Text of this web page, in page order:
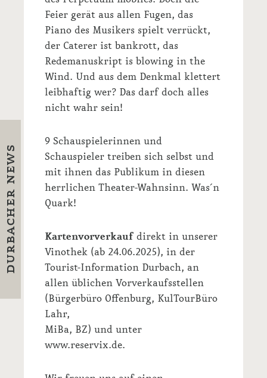
Feier gerät aus allen Fugen, das
Piano des Musikers spielt verrückt,
der Caterer ist bankrott, das
Redemanuskript is blowing in the
Wind. Und aus dem Denkmal klettert
leibhaftig wer? Das darf doch alles
nicht wahr sein!
9 Schauspielerinnen und
Schauspieler treiben sich selbst und
mit ihnen das Publikum in diesen
herrlichen Theater-Wahnsinn. Was´n
Quark!
Kartenvorverkauf direkt in unserer
Vinothek (ab 24.06.2025), in der
Tourist-Information Durbach, an
allen üblichen Vorverkaufsstellen
(Bürgerbüro Offenburg, KulTourBüro
Lahr,
MiBa, BZ) und unter
www.reservix.de.